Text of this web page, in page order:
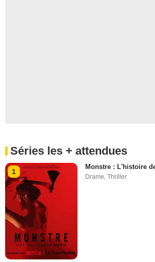
Séries les + attendues
1
Monstre : L'histoire
Drame,Thriller